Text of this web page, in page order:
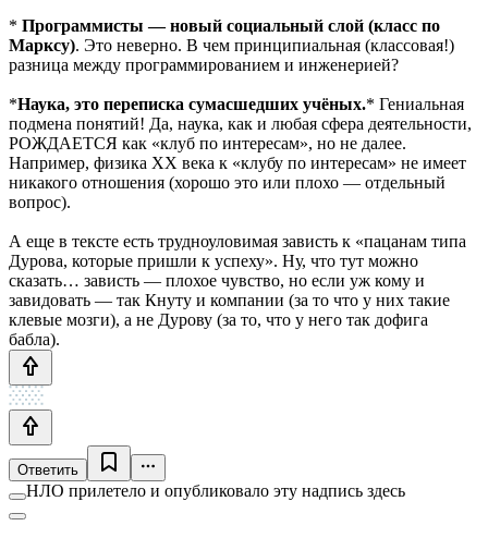
* Программисты — новый социальный слой (класс по
Марксу). Это неверно. В чем принципиальная (классовая!)
разница между программированием и инженерией?
*Наука, это переписка сумасшедших учёных.* Гениальная
подмена понятий! Да, наука, как и любая сфера деятельности,
РОЖДАЕТСЯ как «клуб по интересам», но не далее.
Например, физика XX века к «клубу по интересам» не имеет
никакого отношения (хорошо это или плохо — отдельный
вопрос).
А еще в тексте есть трудноуловимая зависть к «пацанам типа
Дурова, которые пришли к успеху». Ну, что тут можно
сказать… зависть — плохое чувство, но если уж кому и
завидовать — так Кнуту и компании (за то что у них такие
клевые мозги), а не Дурову (за то, что у него так дофига
бабла).
Ответить
НЛО прилетело и опубликовало эту надпись здесь